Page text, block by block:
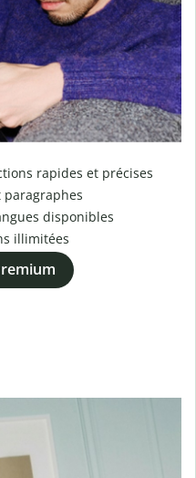
rapides et précises
paragraphes
disponibles
illimitées